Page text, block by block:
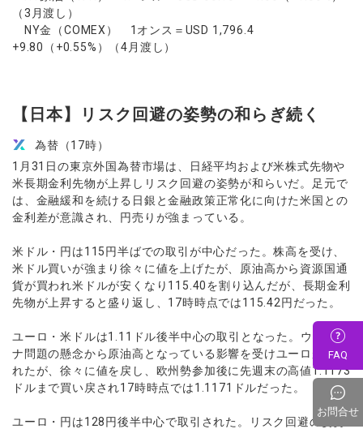
（3月渡し）
NY金（COMEX） 1オンス＝USD 1,796.4
+9.80（+0.55%）（4月渡し）
【日本】リスク回避の姿勢の和らぎ続く
為替（17時）
1月31日の東京外国為替市場は、日経平均および米株式先物や
米長期金利先物が上昇しリスク回避の姿勢が和らいだ。足元で
は、金融緩和を続ける日銀と金融政策正常化に向けた米国との
金利差が意識され、円売りが強まっている。
米ドル・円は115円半ばでの取引が中心だった。株高を受け、
米ドル買いが強まり徐々に値を上げたが、原油高から資源国通
貨が買われ米ドルが安くなり115.40を割り込んだが、長期金利
先物が上昇すると盛り返し、17時時点では115.42円だった。
ユーロ・米ドルは1.11ドル後半中心の取引となった。ウクライ
ナ問題の懸念から原油高となっている影響を受けユーロが売ら
れたが、徐々に値を戻し、欧州勢参加後に先週末の高値1.1173
ドルまで買い戻され17時時点では1.1171ドルだった。
ユーロ・円は128円後半中心で取引された。リスク回避の姿勢
FAQ
お問合せ